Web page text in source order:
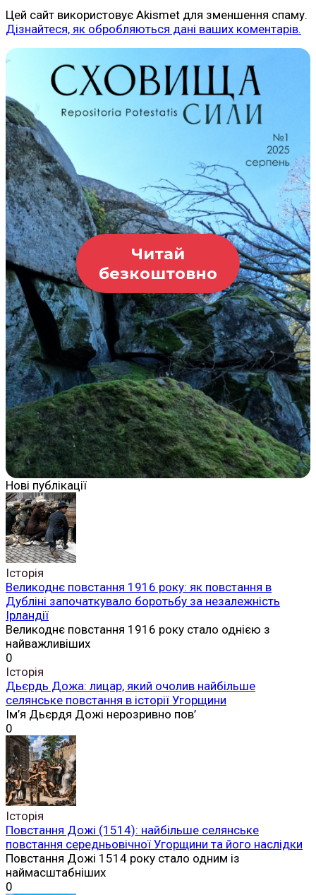
Цей сайт використовує Akismet для зменшення спаму.
Дізнайтеся, як обробляються дані ваших коментарів.
Читай
безкоштовно
Нові публікації
Історія
Великоднє повстання 1916 року: як повстання в
Дубліні започаткувало боротьбу за незалежність
Ірландії
Великоднє повстання 1916 року стало однією з
найважливіших
0
Історія
Дьєрдь Дожа: лицар, який очолив найбільше
селянське повстання в історії Угорщини
Ім’я Дьєрдя Дожі нерозривно пов’
0
Історія
Повстання Дожі (1514): найбільше селянське
повстання середньовічної Угорщини та його наслідки
Повстання Дожі 1514 року стало одним із
наймасштабніших
0